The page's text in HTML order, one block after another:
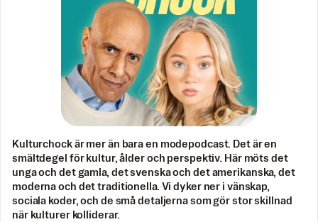
Kulturchock är mer än bara en modepodcast. Det är en
smältdegel för kultur, ålder och perspektiv. Här möts det
unga och det gamla, det svenska och det amerikanska, det
moderna och det traditionella. Vi dyker ner i vänskap,
sociala koder, och de små detaljerna som gör stor skillnad
när kulturer kolliderar.